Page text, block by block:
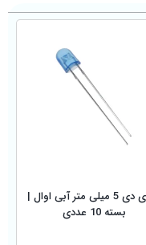
ال ای دی 5 میلی متر آبی اوال |
بسته 10 عددی